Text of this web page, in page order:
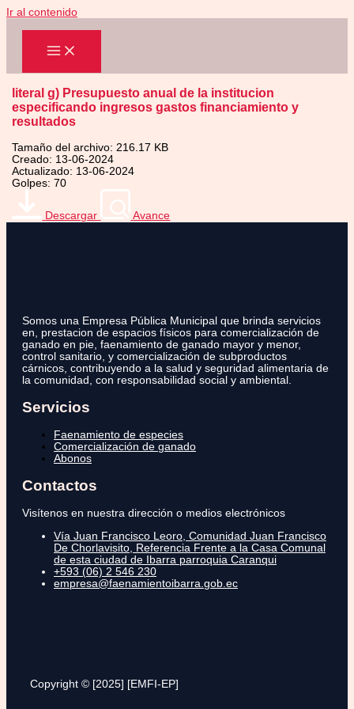
Ir al contenido
literal g) Presupuesto anual de la institucion
especificando ingresos gastos financiamiento y
resultados
Tamaño del archivo: 216.17 KB
Creado: 13-06-2024
Actualizado: 13-06-2024
Golpes: 70
Descargar Avance
Somos una Empresa Pública Municipal que brinda servicios
en, prestacion de espacios físicos para comercialización de
ganado en pie, faenamiento de ganado mayor y menor,
control sanitario, y comercialización de subproductos
cárnicos, contribuyendo a la salud y seguridad alimentaria de
la comunidad, con responsabilidad social y ambiental.
Servicios
Faenamiento de especies
Comercialización de ganado
Abonos
Contactos
Visítenos en nuestra dirección o medios electrónicos
Vía Juan Francisco Leoro, Comunidad Juan Francisco
De Chorlavisito, Referencia Frente a la Casa Comunal
de esta ciudad de Ibarra parroquia Caranqui
+593 (06) 2 546 230
empresa@faenamientoibarra.gob.ec
Copyright © [2025] [EMFI-EP]